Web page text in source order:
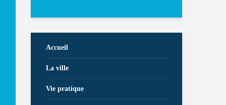
Accueil
La ville
Vie pratique